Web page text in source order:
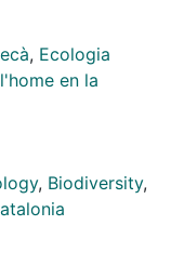
problemes
clau en el
La intensificació
espacials. A
a causa
una
A escala
la fertilització
, Ecologia
en la
, Biodiversity,